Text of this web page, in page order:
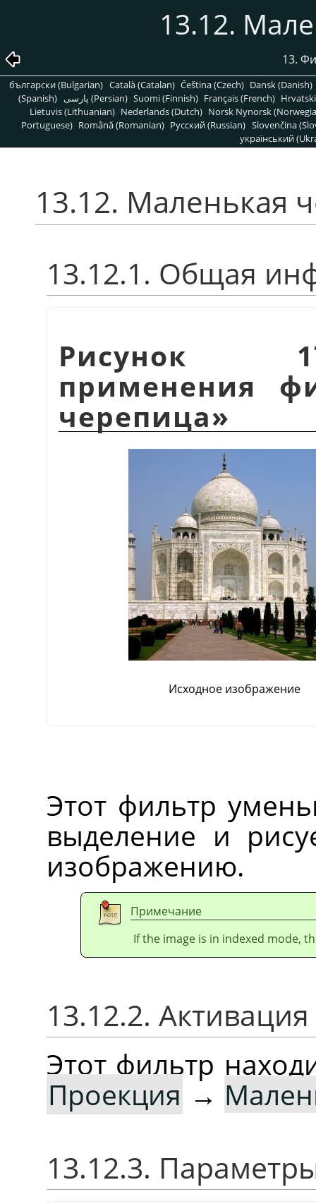
13.12.
13.
български (Bulgarian) Català (Catalan) Čeština (Czech) Dansk (Danish)
(Spanish)
پارسی (Persian) Suomi (Finnish) Français (French)
Lietuvis (Lithuanian) Nederlands (Dutch) Norsk Nynorsk
Portuguese) Română (Romanian) Pусский (Russian) Slovenčina
український
13.12. Маленькая
13.12.1. Общая
Рисунок
применения
черепица»
Исходное изображение
Этот фильтр
выделение и
изображению.
Примечание
If the image is in indexed mode,
13.12.2.
Этот фильтр
Проекция →
13.12.3.